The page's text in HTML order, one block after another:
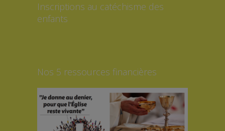
Inscriptions au catéchisme des
enfants
Nos 5 ressources financières